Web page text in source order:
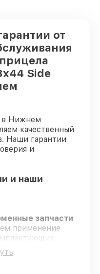
от
Side
в Нижнем
качественный
Наши гарантии
и
и наши
запчасти
применение
специалисты
что